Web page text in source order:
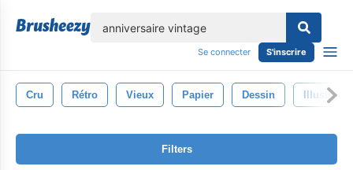
Se connecter S'inscrire
Cru Rétro Vieux Papier Dessin
Filters